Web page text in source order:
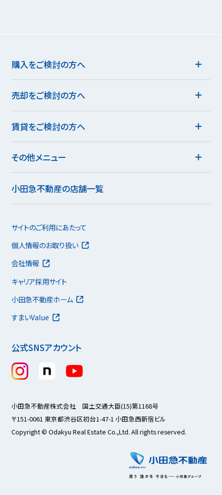
購入をご検討の方へ
売却をご検討の方へ
賃貸をご検討の方へ
その他メニュー
小田急不動産の店舗一覧
公式SNSアカウント
サイトのご利用にあたって
個人情報のお取り扱い
会社情報
キャリア採用サイト
小田急不動産ホーム
すまいValue
小田急不動産株式会社 国土交通大臣(15)第1168号
〒151-0061 東京都渋谷区初台1-47-1 小田急西新宿ビル
Copyright © Odakyu Real Estate Co.,Ltd. All rights reserved.